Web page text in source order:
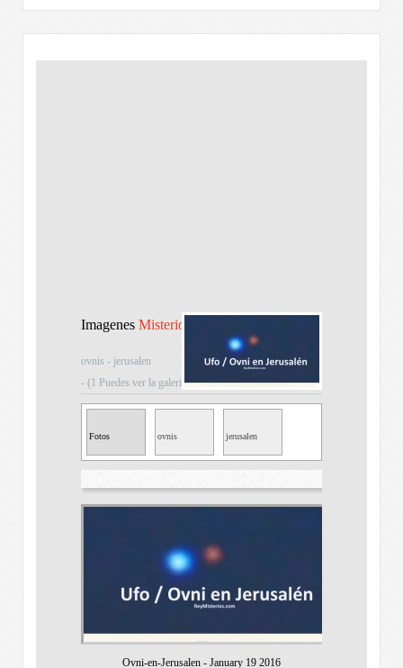
Imagenes Misterios
ovnis - jerusalen
- (1 Puedes ver la galeria si pinchas sobre la imagen)
Fotos
Misteriosas
ovnis jerusalen
Ovni-en-Jerusalen - January 19 2016